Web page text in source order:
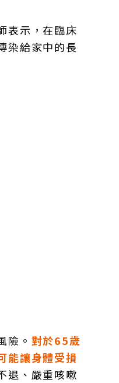
表示，在臨床
染給家中的長
險。 對於65歲
能讓身體受損
退、嚴重咳嗽